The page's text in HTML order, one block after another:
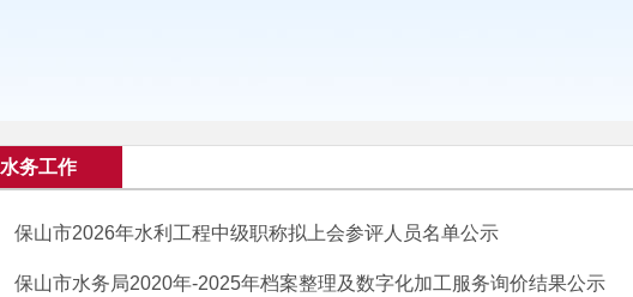
水务工作
保山市2026年水利工程中级职称拟上会参评人员名单公示
保山市水务局2020年-2025年档案整理及数字化加工服务询价结果公示